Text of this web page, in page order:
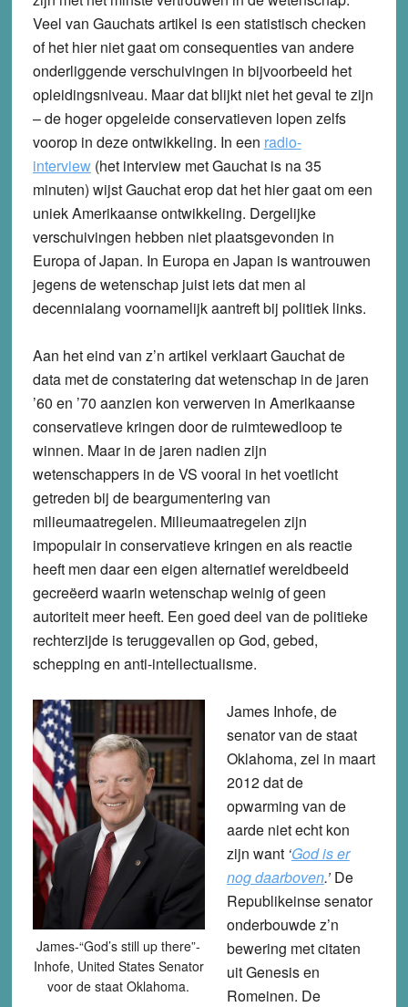
Veel van Gauchats artikel is een statistisch checken
of het hier niet gaat om consequenties van andere
onderliggende verschuivingen in bijvoorbeeld het
opleidingsniveau. Maar dat blijkt niet het geval te zijn
– de hoger opgeleide conservatieven lopen zelfs
voorop in deze ontwikkeling. In een radio-
interview(het interview met Gauchat is na 35
minuten) wijst Gauchat erop dat het hier gaat om een
uniek Amerikaanse ontwikkeling. Dergelijke
verschuivingen hebben niet plaatsgevonden in
Europa of Japan. In Europa en Japan is wantrouwen
jegens de wetenschap juist iets dat men al
decennialang voornamelijk aantreft bij politiek links.
Aan het eind van z’n artikel verklaart Gauchat de
data met de constatering dat wetenschap in de jaren
’60 en ’70 aanzien kon verwerven in Amerikaanse
conservatieve kringen door de ruimtewedloop te
winnen. Maar in de jaren nadien zijn
wetenschappers in de VS vooral in het voetlicht
getreden bij de beargumentering van
milieumaatregelen. Milieumaatregelen zijn
impopulair in conservatieve kringen en als reactie
heeft men daar een eigen alternatief wereldbeeld
gecreëerd waarin wetenschap weinig of geen
autoriteit meer heeft. Een goed deel van de politieke
rechterzijde is teruggevallen op God, gebed,
schepping en anti-intellectualisme.
James-“God’s still up there”-
Inhofe, United States Senator
voor de staat Oklahoma.
James Inhofe, de
senator van de staat
Oklahoma, zei in maart
2012 dat de
opwarming van de
aarde niet echt kon
zijn want ‘God is er
nog daarboven.’De
Republikeinse senator
onderbouwde z’n
bewering met citaten
uit Genesis en
Romeinen. De